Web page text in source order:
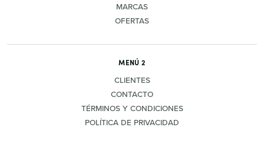
MARCAS
OFERTAS
MENÚ 2
CLIENTES
CONTACTO
TÉRMINOS Y CONDICIONES
POLÍTICA DE PRIVACIDAD